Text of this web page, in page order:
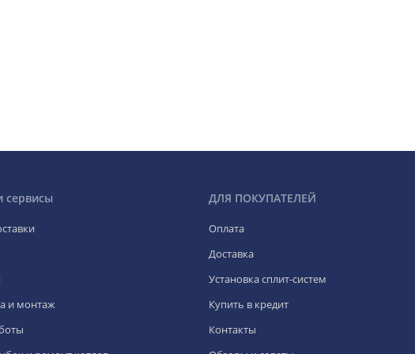
сервисы
и монтаж
ДЛЯ ПОКУПАТЕЛЕЙ
Оплата
Доставка
Установка сплит-систем
Купить в кредит
Контакты